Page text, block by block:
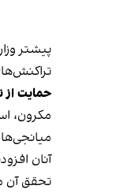
پیشتر
حمایت از
مکرون،
آنان
تحقق آن